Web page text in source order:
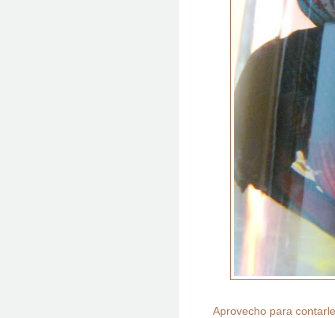
Aprovecho para